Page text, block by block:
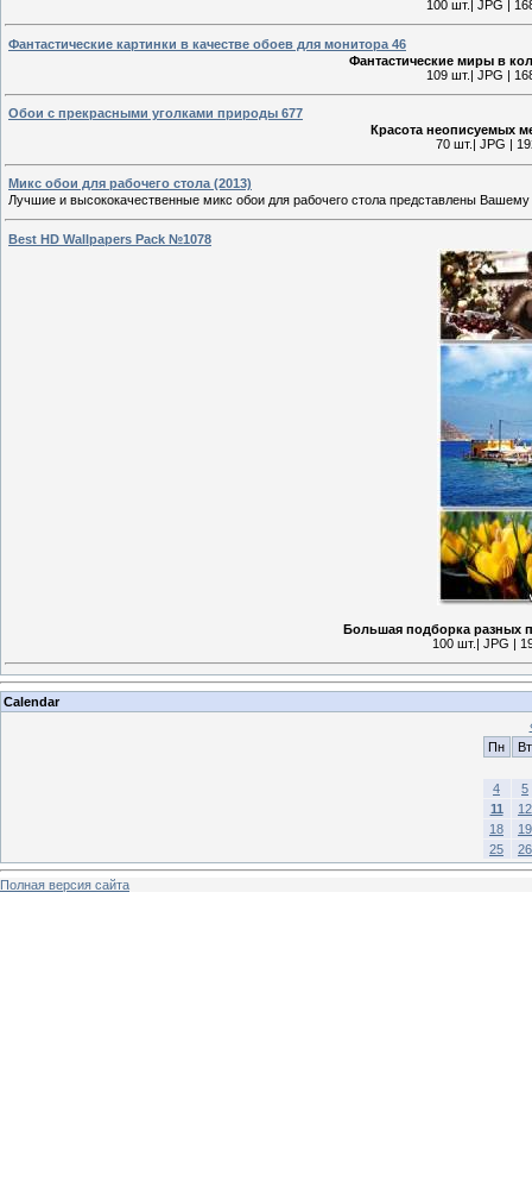
100 шт.| JPG |
Фантастические картинки в качестве обоев для монитора 46
Фантастические миры в
109 шт.| JPG |
Обои с прекрасными уголками природы 677
Красота неописуемых
70 шт.| JPG |
Микс обои для рабочего стола (2013)
Лучшие и высококачественные микс обои для рабочего стола представлены
Best HD Wallpapers Pack №1078
Большая подборка разных
100 шт.| JPG |
Calendar
Пн
Вт
4
5
11
12
18
19
25
26
Полная версия сайта